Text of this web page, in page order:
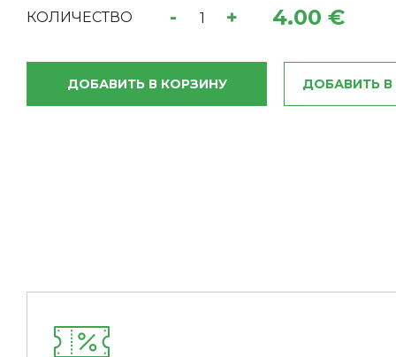
КОЛИЧЕСТВО - + 4.00 €
ДОБАВИТЬ В КОРЗИНУ ДОБАВИТЬ